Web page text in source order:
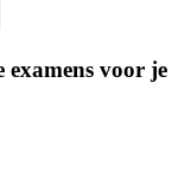
examens voor